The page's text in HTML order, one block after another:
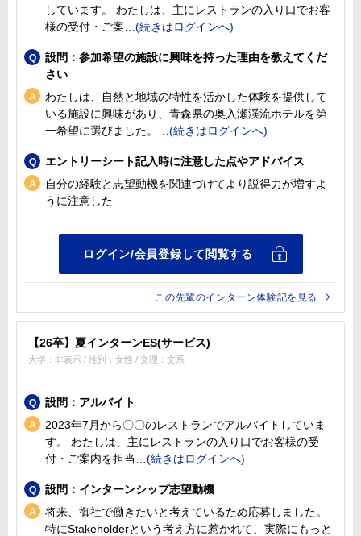
しています。 わたしは、主にレストランの入り口でお客
様の受付・ご案
設問：参加希望の施設に興味を持った理由を教えてくだ
さい
わたしは、自然と地域の特性を活かした体験を提供して
いる施設に興味があり、青森県の奥入瀬渓流ホテルを第
一希望に選びました。
エントリーシート記入時に注意した点やアドバイス
自分の経験と志望動機を関連づけてより説得力が増すよ
うに注意した
この先輩のインターン体験記を見る
【26卒】夏インターンES(サービス)
大学：非表示 / 性別：女性 / 文理：文系
設問：アルバイト
2023年7月から〇〇のレストランでアルバイトしていま
す。 わたしは、主にレストランの入り口でお客様の受
付・ご案内を担当
設問：インターンシップ志望動機
将来、御社で働きたいと考えているため応募しました。
特にStakeholderという考え方に惹かれて、実際にもっと